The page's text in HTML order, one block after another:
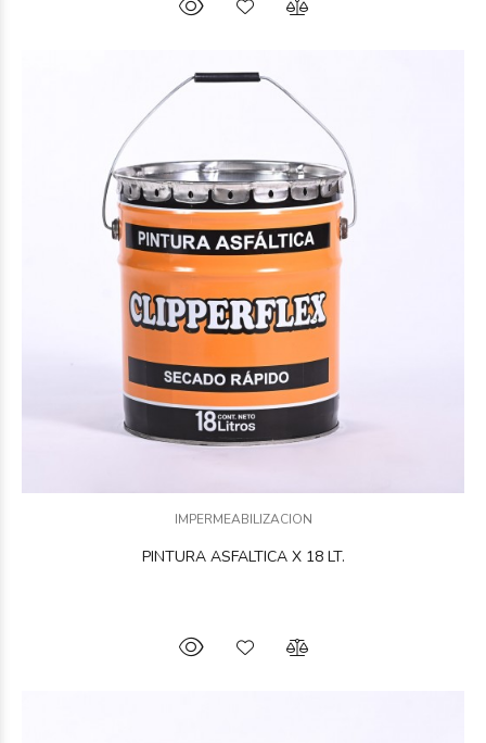
IMPERMEABILIZACION
PINTURA ASFALTICA X 18 LT.